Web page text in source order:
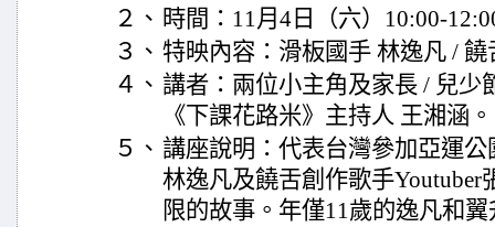
２、 時間：11月4日（六）10:00-
３、 特映內容：滑板國手 林逸凡 /
４、 講者：兩位小主角及家長 / 兒少
《下課花路米》主持人 王湘涵。
５、 講座說明：代表台灣參加亞運
林逸凡及饒舌創作歌手
限的故事。年僅11歲的逸凡和